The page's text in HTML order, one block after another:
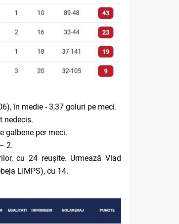
în medie - 3,37 goluri pe meci.
nedecis.
galbene per meci.
2.
cu 24 reușite. Urmează Vlad
LIMPS), cu 14.